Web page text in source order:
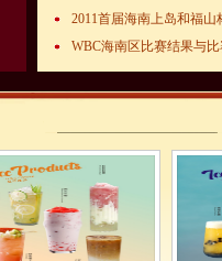
2011首届海南上岛和福山
WBC海南区比赛结果与